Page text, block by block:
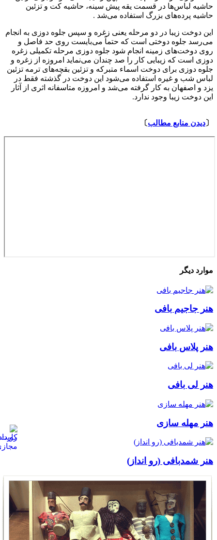
حاشیه لباس‌ها در قسمت یقه پیش سینه، حاشیه کت و تزئین
حاشیه پرده‌های بزرگ استفاده می‌شد .
این دوخت زیبا در دو مرحله یعنی زغره و سپس جلوه دوزی به انجام
می‌رسد جلوه دوختی است که حتماً می‌بایست روی حد فاصل و
روی دوخت‌های زمینه انجام شود جلوه دوزی مرحله تکمیلی زغره
دوزی است که زیبایی کار را صد چندان می‌نماید امروزه از زغره و
جلوه دوزی برای دوخت اسماء متبرکه و تزئین بقچه‌های ترمه تزئین
لباس شب و غیره استفاده می‌شود این دوخت در گذشته فقط در
یزد و اصفهان به کار گرفته می‌شد و امروزه متاسفانه اثری از آثار
این دوخت زیبا وجود ندارد.
〔دیدن منابع مطالب〕
موارد دیگر
هنر جاجیم بافی
هنر پلاس بافی
هنر لی بافی
هنر مهله سازی
هنر شمدبافی (رو انداز)